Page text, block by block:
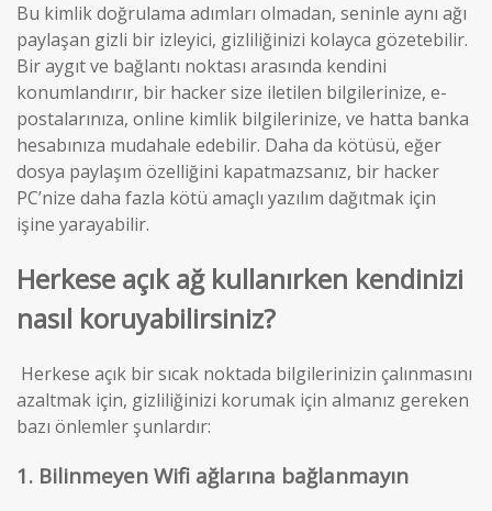
Bu kimlik doğrulama adımları olmadan, seninle aynı ağı
paylaşan gizli bir izleyici, gizliliğinizi kolayca gözetebilir.
Bir aygıt ve bağlantı noktası arasında kendini
konumlandırır, bir hacker size iletilen bilgilerinize, e-
postalarınıza, online kimlik bilgilerinize, ve hatta banka
hesabınıza mudahale edebilir. Daha da kötüsü, eğer
dosya paylaşım özelliğini kapatmazsanız, bir hacker
PC’nize daha fazla kötü amaçlı yazılım dağıtmak için
işine yarayabilir.
Herkese açık ağ kullanırken kendinizi
nasıl koruyabilirsiniz?
Herkese açık bir sıcak noktada bilgilerinizin çalınmasını
azaltmak için, gizliliğinizi korumak için almanız gereken
bazı önlemler şunlardır:
1. Bilinmeyen Wifi ağlarına bağlanmayın